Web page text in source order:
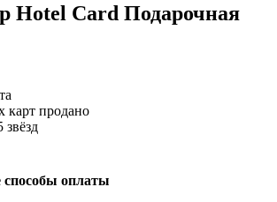
Hotel Card Подарочная
карт продано
звёзд
оплаты